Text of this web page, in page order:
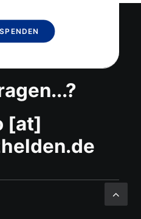
[at]